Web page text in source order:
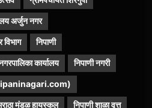
अर्जुन नगर
विभाग निपाणी
कार्यालय निपाणी नगरी
मंडळ हायस्कूल निपाणी शाळा वृत्त